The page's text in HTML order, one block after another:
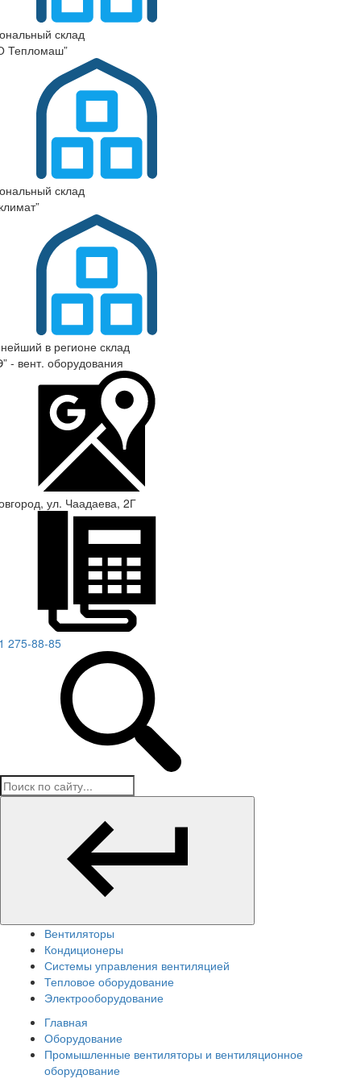
склад
Тепломаш”
склад
в регионе склад
- вент. оборудования
ул. Чаадаева, 2Г
275-88-85
Вентиляторы
Кондиционеры
Системы управления вентиляцией
Тепловое оборудование
Электрооборудование
Главная
Оборудование
Промышленные вентиляторы и вентиляционное
оборудование